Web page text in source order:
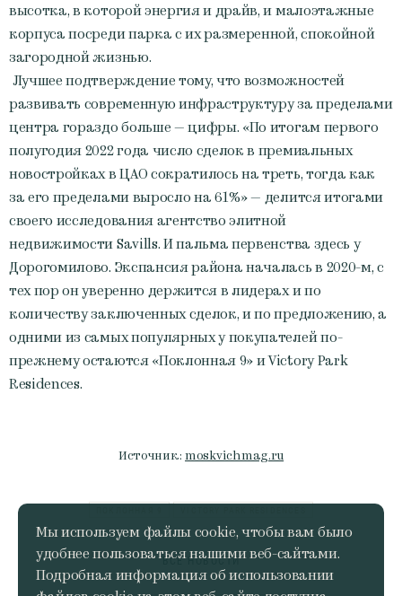
высотка, в которой энергия и драйв, и малоэтажные
корпуса посреди парка с их размеренной, спокойной
загородной жизнью.
Лучшее подтверждение тому, что возможностей
развивать современную инфраструктуру за пределами
центра гораздо больше — цифры. «По итогам первого
полугодия 2022 года число сделок в премиальных
новостройках в ЦАО сократилось на треть, тогда как
за его пределами выросло на 61%» — делится итогами
своего исследования агентство элитной
недвижимости Savills. И пальма первенства здесь у
Дорогомилово. Экспансия района началась в 2020-м, с
тех пор он уверенно держится в лидерах и по
количеству заключенных сделок, и по предложению, а
одними из самых популярных у покупателей по-
прежнему остаются «Поклонная 9» и Victory Park
Residences.
Источник:moskvichmag.ru
ВСЕ НОВОСТИ
Мы используем файлы cookie, чтобы вам было
удобнее пользоваться нашими веб-сайтами.
Подробная информация об использовании